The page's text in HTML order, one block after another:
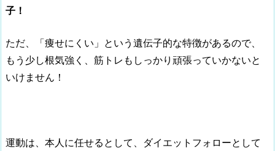
子！
ただ、「痩せにくい」という遺伝子的な特徴があるので、
もう少し根気強く、筋トレもしっかり頑張っていかないと
いけません！
運動は、本人に任せるとして、ダイエットフォローとして